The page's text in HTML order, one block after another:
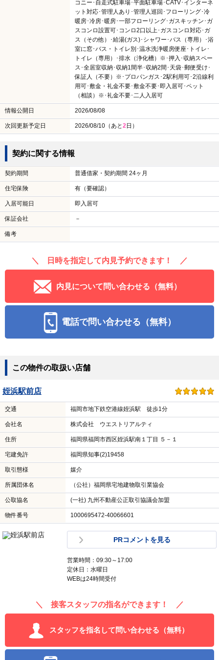
コニー･自走式駐車場･平面駐車場･CATV･インターネ
ット対応･管理人あり･管理人巡回･フローリング･冷
暖房･冷房･暖房･一部フローリング･ガスキッチン･ガ
スコンロ設置可･コンロ2口以上･ガスコンロ対応･ガ
ス（その他）･給湯(ガス)･シャワー･バス（専用）･浴
室に窓･バス・トイレ別･温水洗浄暖房便座･トイレ･
トイレ（専用）･排水（浄化槽）※･押入･収納スペー
ス･全居室収納･収納1間半･収納2間･天袋･郵便受け･
保証人（不要）※･プロパンガス･2駅利用可･2沿線利
用可･敷金・礼金不要･敷金不要･即入居可･ペット
（相談）※･礼金不要･二人入居可
情報公開日 2026/08/08
次回更新予定日 2026/08/10（あと2日）
契約に関する情報
契約期間 普通借家・契約期間 24ヶ月
住宅保険 有（要確認）
入居可能日 即入居可
保証会社 －
備考
＼ 日時を指定して内見予約できます！ ／
内見について問い合わせる（無料）
電話で問い合わせる（無料）
この物件の取扱い店舗
姪浜駅前店
交通 福岡市地下鉄空港線姪浜駅 徒歩1分
会社名 株式会社 ウエストリアルティ
住所 福岡県福岡市西区姪浜駅南１丁目 ５－１
宅建免許 福岡県知事(2)19458
取引態様 媒介
所属団体名 （公社）福岡県宅地建物取引業協会
公取協名 (一社) 九州不動産公正取引協議会加盟
物件番号 1000695472-40066601
PRコメントを見る
営業時間：09:30～17:00
定休日：水曜日
WEBは24時間受付
＼ 接客スタッフの指名ができます！ ／
スタッフを指名して問い合わせる（無料）